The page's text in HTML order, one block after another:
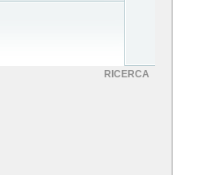
RICERCA